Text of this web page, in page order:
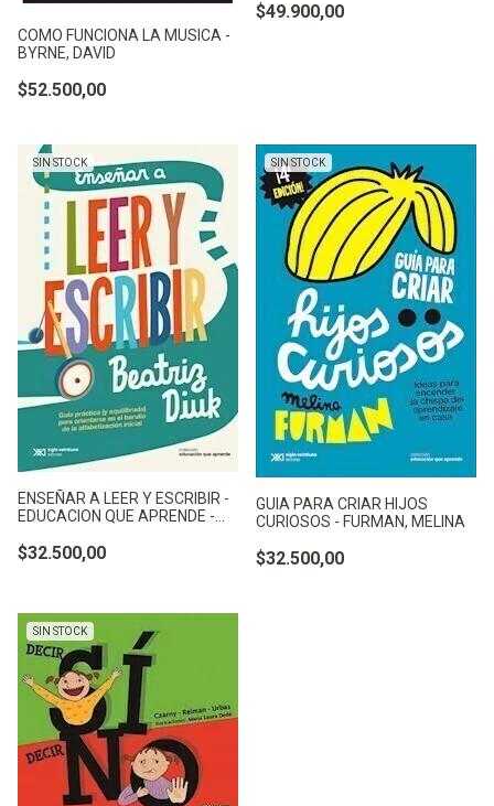
COMO FUNCIONA LA MUSICA -
BYRNE, DAVID
$52.500,00
$49.900,00
SIN STOCK
ENSEÑAR A LEER Y ESCRIBIR -
EDUCACION QUE APRENDE -
$32.500,00
SIN STOCK
GUIA PARA CRIAR HIJOS
CURIOSOS - FURMAN, MELINA
$32.500,00
SIN STOCK